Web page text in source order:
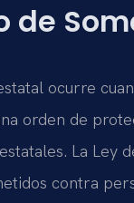
de
ocurre
orden de
La Ley
contra